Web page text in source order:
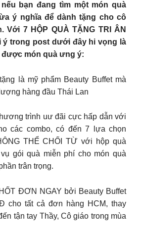
nếu bạn đang tìm một món quà
ý nghĩa để dành tặng cho cô
Với 7 HỘP QUÀ TẶNG TRI ÂN
ý trong post dưới đây hi vọng là
món quà ưng ý:
là mỹ phẩm Beauty Buffet mà
hàng đầu Thái Lan
trình uư đãi cực hấp dẫn với
các combo, có đến 7 lựa chọn
THỂ CHỐI TỪ với hộp quà
gói quà miễn phí cho món quà
trân trọng.
ĐƠN NGAY bởi Beauty Buffet
cho tất cả đơn hàng HCM, thay
tận tay Thầy, Cô giáo trong mùa